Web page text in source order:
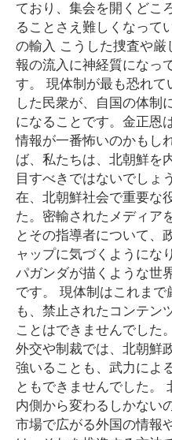
ており、集会を開くどこ
ることさえ難しくなっ
の輸入 こうした捜査や
報の流入に神経質になっ
す。 現体制が最も恐れ
した民衆が、自国の体制
になることです。金正恩
情報が一番怖いのかもし
ば、私たちは、北朝鮮を
目すべきではないでしょ
在、北朝鮮社会で重要な
た。密輸されたメディア
とその指導者について、
ャップに気づくようにな
パガンダが描くような世
です。 現体制はこれま
も、禁止されたコンテン
ことはできませんでした
外交や制裁では、北朝鮮
強いることも、武力によ
ともできませんでした。
内側から変わるしかない
市場で広がる外国の情報